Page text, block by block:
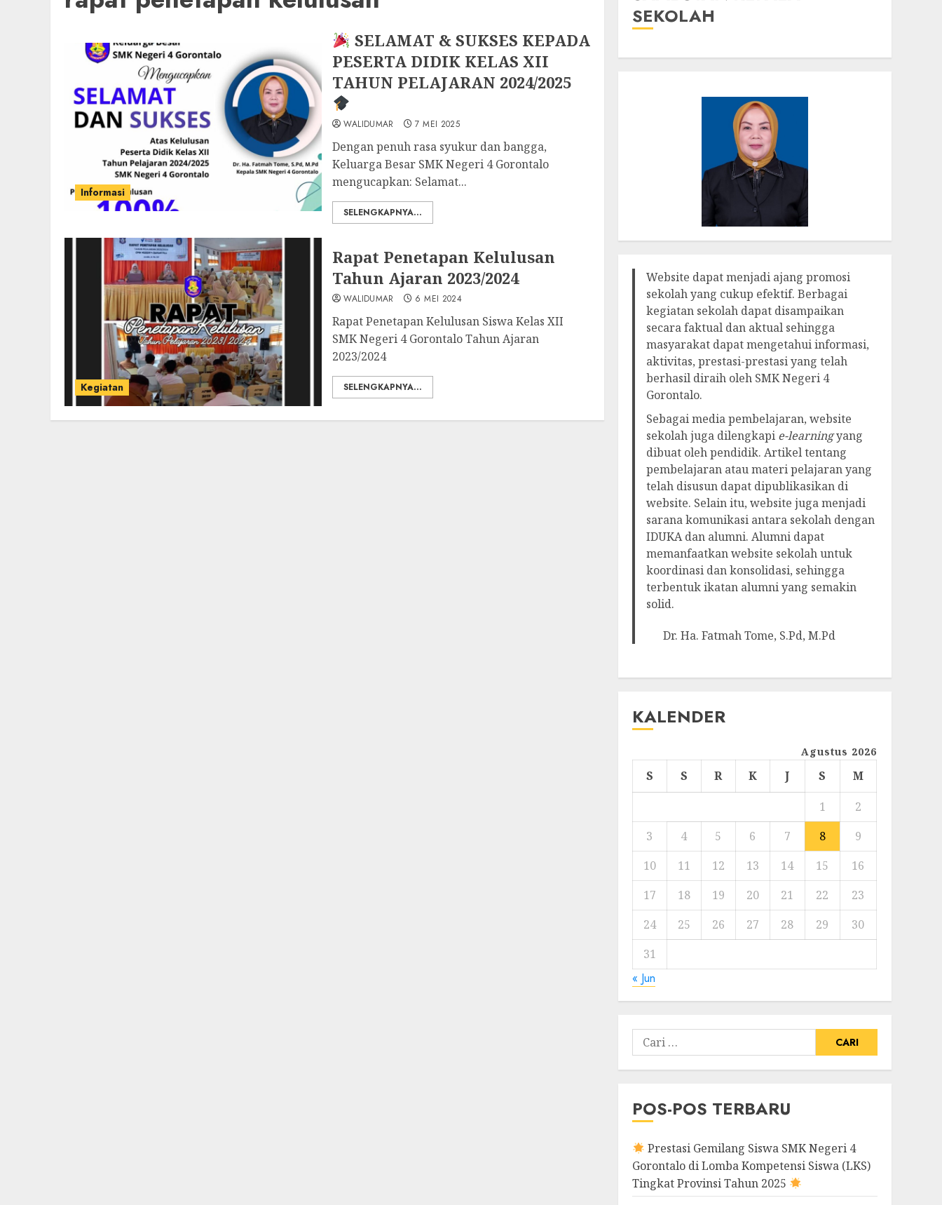
Informasi
SELAMAT & SUKSES KEPADA
PESERTA DIDIK KELAS XII
TAHUN PELAJARAN 2024/2025
WALIDUMAR 7 MEI 2025
Dengan penuh rasa syukur dan bangga,
Keluarga Besar SMK Negeri 4 Gorontalo
mengucapkan: Selamat...
SELENGKAPNYA...
Kegiatan
Rapat Penetapan Kelulusan
Tahun Ajaran 2023/2024
WALIDUMAR 6 MEI 2024
Rapat Penetapan Kelulusan Siswa Kelas XII
SMK Negeri 4 Gorontalo Tahun Ajaran
2023/2024
SELENGKAPNYA...
SEKOLAH
Website dapat menjadi ajang promosi
sekolah yang cukup efektif. Berbagai
kegiatan sekolah dapat disampaikan
secara faktual dan aktual sehingga
masyarakat dapat mengetahui informasi,
aktivitas, prestasi-prestasi yang telah
berhasil diraih oleh SMK Negeri 4
Gorontalo.
Sebagai media pembelajaran, website
sekolah juga dilengkapi e-learningyang
dibuat oleh pendidik. Artikel tentang
pembelajaran atau materi pelajaran yang
telah disusun dapat dipublikasikan di
website. Selain itu, website juga menjadi
sarana komunikasi antara sekolah dengan
IDUKA dan alumni. Alumni dapat
memanfaatkan website sekolah untuk
koordinasi dan konsolidasi, sehingga
terbentuk ikatan alumni yang semakin
solid.
Dr. Ha. Fatmah Tome, S.Pd, M.Pd
KALENDER
Agustus 2026
S S R K J S
M
1
2
3
4 5 6 7 8
9
10
11 12 13 14 15
16
17
18 19 20 21 22
23
24
25 26 27 28 29
30
31
« Jun
Cari
untuk:
POS-POS TERBARU
Prestasi Gemilang Siswa SMK Negeri 4
Gorontalo di Lomba Kompetensi Siswa (LKS)
Tingkat Provinsi Tahun 2025